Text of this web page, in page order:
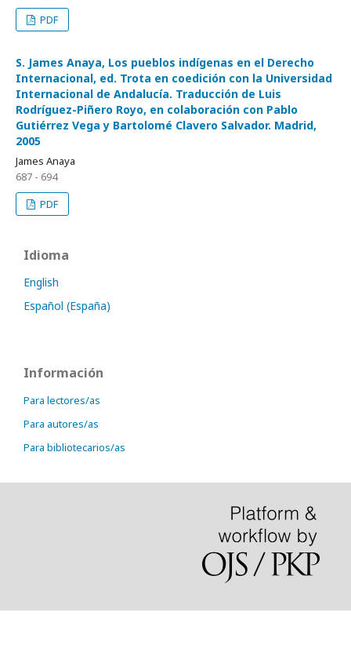
PDF
S. James Anaya, Los pueblos indígenas en el Derecho
Internacional, ed. Trota en coedición con la Universidad
Internacional de Andalucía. Traducción de Luis
Rodríguez-Piñero Royo, en colaboración con Pablo
Gutiérrez Vega y Bartolomé Clavero Salvador. Madrid,
2005
James Anaya
687 - 694
PDF
Idioma
English
Español (España)
Información
Para lectores/as
Para autores/as
Para bibliotecarios/as